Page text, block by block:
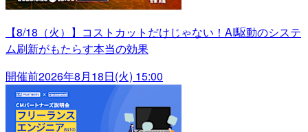
【8/18（火）】コストカットだけじゃない！AI駆動のシステ
ム刷新がもたらす本当の効果
開催前2026年8月18日(火) 15:00